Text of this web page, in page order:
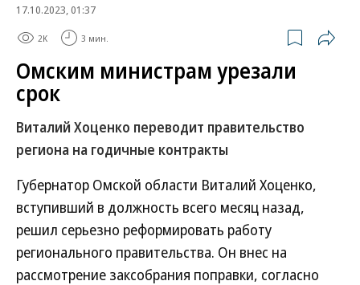
17.10.2023, 01:37
2K 3 мин.
Омским министрам урезали
срок
Виталий Хоценко переводит правительство
региона на годичные контракты
Губернатор Омской области Виталий Хоценко,
вступивший в должность всего месяц назад,
решил серьезно реформировать работу
регионального правительства. Он внес на
рассмотрение заксобрания поправки, согласно